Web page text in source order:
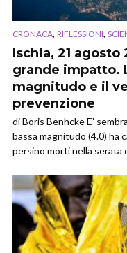
CRONACA, RIFLESSIONI,
Ischia, 21
grande impatto.
magnitudo e il
prevenzione
di Boris Benhcke E’
bassa magnitudo (4.0) ha
persino morti nella serata